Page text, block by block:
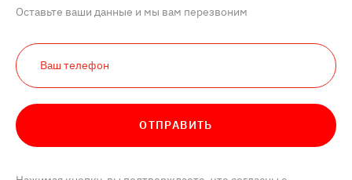
Оставьте ваши данные и мы вам перезвоним
ОТПРАВИТЬ